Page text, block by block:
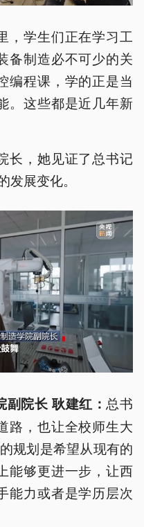
，学生们正在学习工
备制造必不可少的关
编程课，学的正是当
。这些都是近几年新
长，她见证了总书记
展变化。
副院长 耿建红：总书
路，也让全校师生大
规划是希望从现有的
能够更进一步，让西
能力或者是学历层次